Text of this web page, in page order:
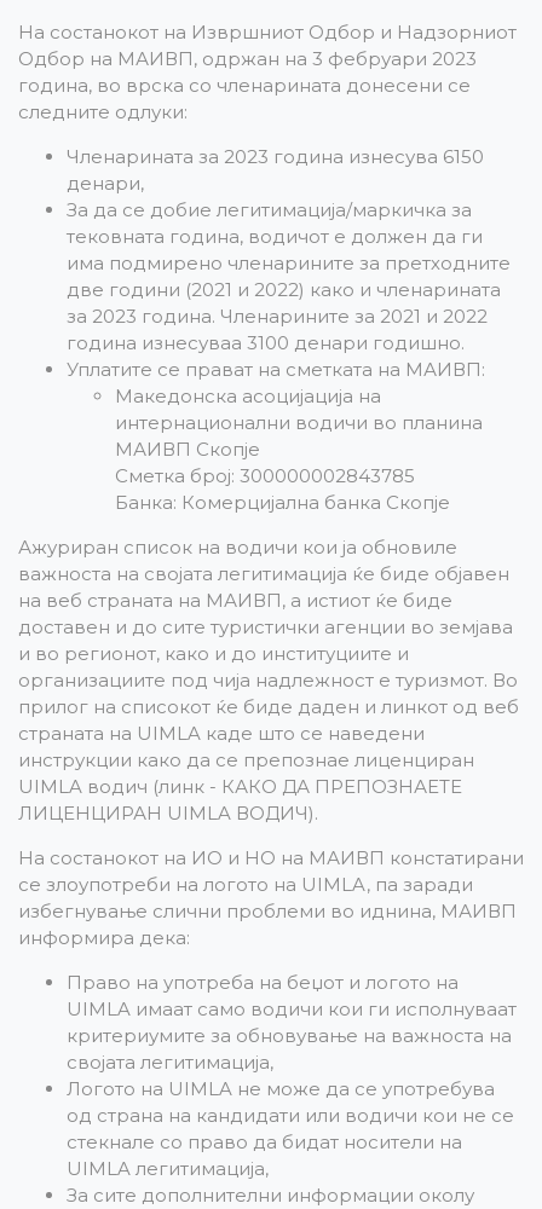
На состанокот на Извршниот Одбор и Надзорниот
Одбор на МАИВП, одржан на 3 фебруари 2023
година, во врска со членарината донесени се
следните одлуки:
Членарината за 2023 година изнесува 6150
денари,
За да се добие легитимација/маркичка за
тековната година, водичот е должен да ги
има подмирено членарините за претходните
две години (2021 и 2022) како и членарината
за 2023 година. Членарините за 2021 и 2022
година изнесуваа 3100 денари годишно.
Уплатите се прават на сметката на МАИВП:
Македонска асоцијација на
интернационални водичи во планина
МАИВП Скопје
Сметка број: 300000002843785
Банка: Комерцијална банка Скопје
Ажуриран список на водичи кои ја обновиле
важноста на својата легитимација ќе биде објавен
на веб страната на МАИВП, а истиот ќе биде
доставен и до сите туристички агенции во земјава
и во регионот, како и до институциите и
организациите под чија надлежност е туризмот. Во
прилог на списокот ќе биде даден и линкот од веб
страната на UIMLA каде што се наведени
инструкции како да се препознае лиценциран
UIMLA водич (линк - КАКО ДА ПРЕПОЗНАЕТЕ
ЛИЦЕНЦИРАН UIMLA ВОДИЧ).
На состанокот на ИО и НО на МАИВП констатирани
се злоупотреби на логото на UIMLA, па заради
избегнување слични проблеми во иднина, МАИВП
информира дека:
Право на употреба на беџот и логото на
UIMLA имаат само водичи кои ги исполнуваат
критериумите за обновување на важноста на
својата легитимација,
Логото на UIMLA не може да се употребува
од страна на кандидати или водичи кои не се
стекнале со право да бидат носители на
UIMLA легитимација,
За сите дополнителни информации околу